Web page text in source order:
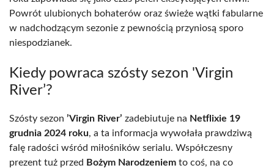
Powrót ulubionych bohaterów oraz świeże wątki fabularne
w nadchodzącym sezonie z pewnością przyniosą sporo
niespodzianek.
Kiedy powraca szósty sezon 'Virgin
River’?
Szósty sezon ’Virgin River’ zadebiutuje na Netflixie 19
grudnia 2024 roku, a ta informacja wywołała prawdziwą
falę radości wśród miłośników serialu. Współczesny
prezent tuż przed Bożym Narodzeniem to coś, na co